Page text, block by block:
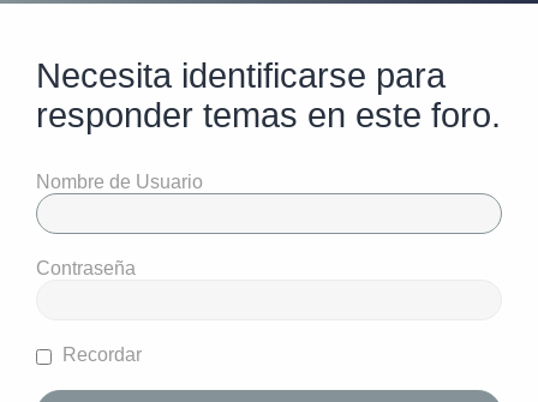
Necesita identificarse para
responder temas en este foro.
Nombre de Usuario
Contraseña
Recordar